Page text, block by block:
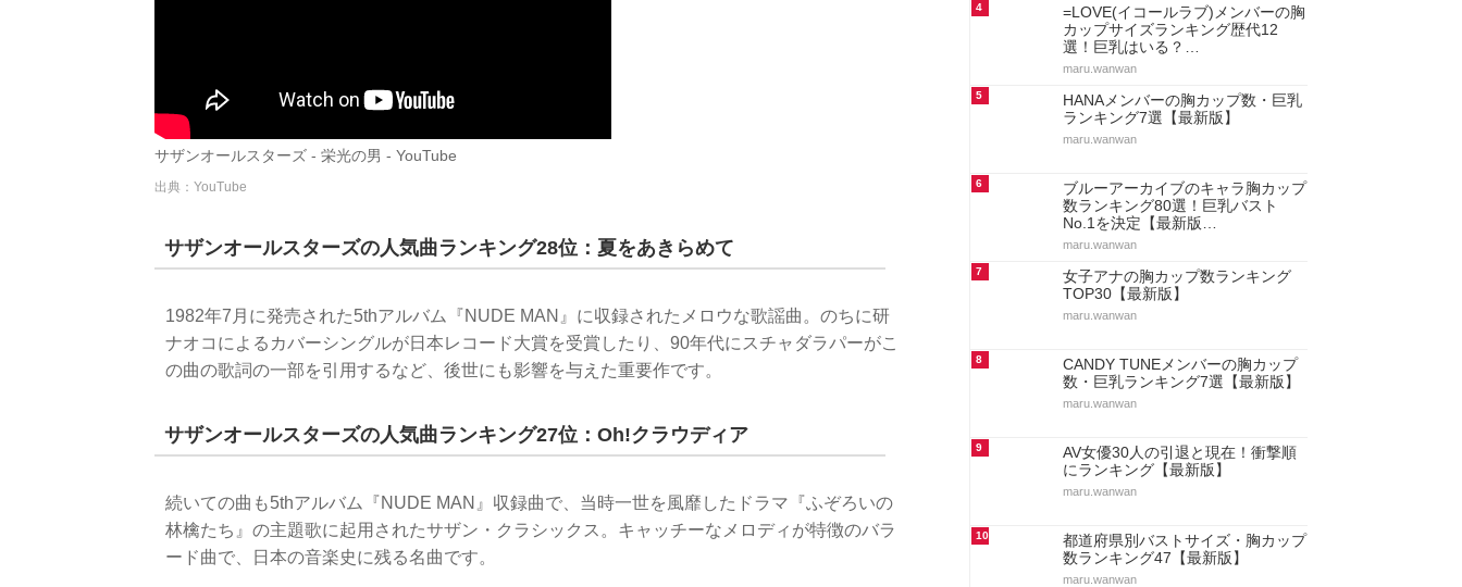
サザンオールスターズ - 栄光の男 - YouTube
出典：YouTube
サザンオールスターズの人気曲ランキング28位：夏をあきらめて
1982年7月に発売された5thアルバム『NUDE MAN』に収録されたメロウな歌謡曲。のちに研
ナオコによるカバーシングルが日本レコード大賞を受賞したり、90年代にスチャダラパーがこ
の曲の歌詞の一部を引用するなど、後世にも影響を与えた重要作です。
サザンオールスターズの人気曲ランキング27位：Oh!クラウディア
続いての曲も5thアルバム『NUDE MAN』収録曲で、当時一世を風靡したドラマ『ふぞろいの
林檎たち』の主題歌に起用されたサザン・クラシックス。キャッチーなメロディが特徴のバラ
ード曲で、日本の音楽史に残る名曲です。
4
=LOVE(イコールラブ)メンバーの胸
カップサイズランキング歴代12
選！巨乳はいる？…
maru.wanwan
5
HANAメンバーの胸カップ数・巨乳
ランキング7選【最新版】
maru.wanwan
6
ブルーアーカイブのキャラ胸カップ
数ランキング80選！巨乳バスト
No.1を決定【最新版…
maru.wanwan
7
女子アナの胸カップ数ランキング
TOP30【最新版】
maru.wanwan
8
CANDY TUNEメンバーの胸カップ
数・巨乳ランキング7選【最新版】
maru.wanwan
9
AV女優30人の引退と現在！衝撃順
にランキング【最新版】
maru.wanwan
10
都道府県別バストサイズ・胸カップ
数ランキング47【最新版】
maru.wanwan